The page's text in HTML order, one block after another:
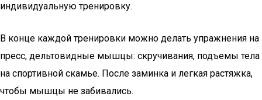
индивидуальную тренировку.
В конце каждой тренировки можно делать упражнения на
пресс, дельтовидные мышцы: скручивания, подъемы тела
на спортивной скамье. После заминка и легкая растяжка,
чтобы мышцы не забивались.